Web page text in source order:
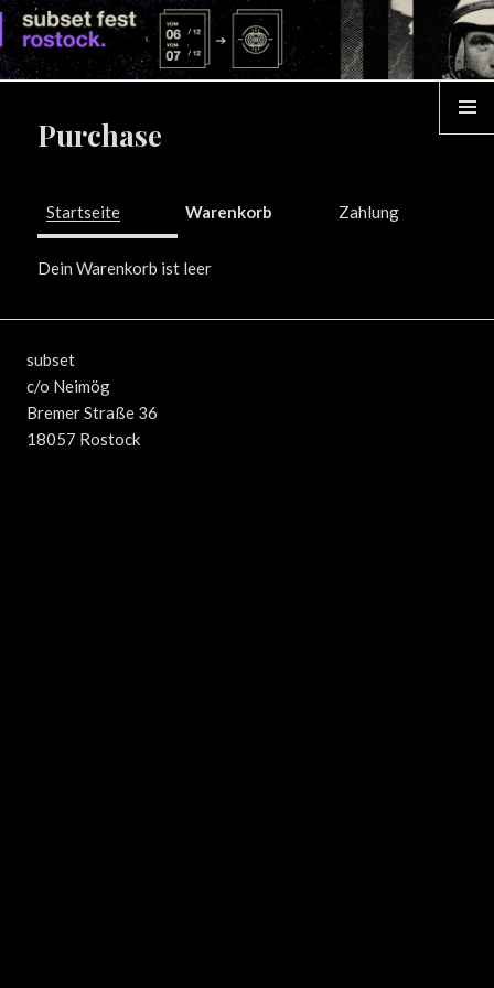
MENÜ
Purchase
Startseite Warenkorb Zahlung
Dein Warenkorb ist leer
subset
c/o Neimög
Bremer Straße 36
18057 Rostock